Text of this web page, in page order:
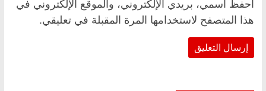
احفظ اسمي، بريدي الإلكتروني، والموقع الإلكتروني في
هذا المتصفح لاستخدامها المرة المقبلة في تعليقي.